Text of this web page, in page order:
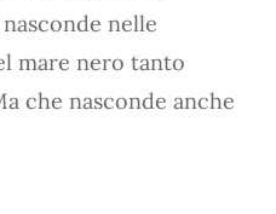
nelle
mare nero tanto
che nasconde anche